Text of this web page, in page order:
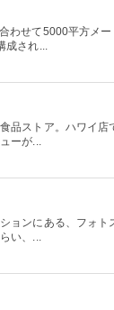
わせて5000平方メー
成され...
品ストア。ハワイ
ーが...
ョンにある、フォト
い、...